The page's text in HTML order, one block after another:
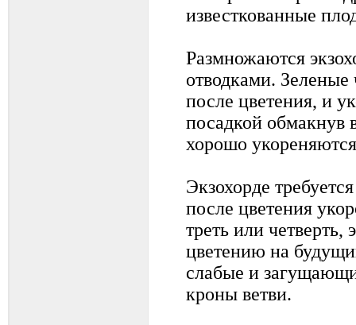
известкованные
Размножаются
отводками. Зеленые
после цветения, и
посадкой
хорошо
Экзохорде
после цветения
треть или
цветению на
слабые и
кроны ветви.